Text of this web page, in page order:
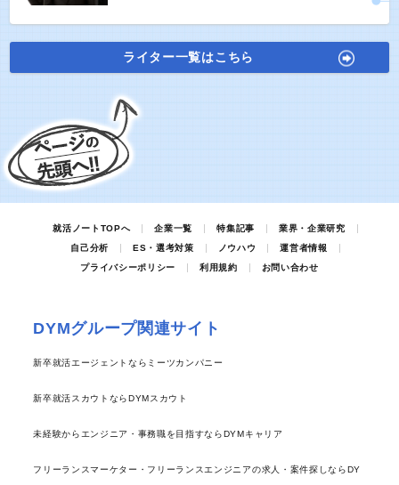
ライター一覧はこちら
就活ノートTOPへ 企業一覧 特集記事
業界・企業研究
自己分析
ES・選考対策 ノウハウ
運営者情報
プライバシーポリシー
利用規約 お問い合わせ
DYMグループ関連サイト
新卒就活エージェントならミーツカンパニー
新卒就活スカウトならDYMスカウト
未経験からエンジニア・事務職を目指すならDYMキャリア
フリーランスマーケター・フリーランスエンジニアの求人・案件探しならDY